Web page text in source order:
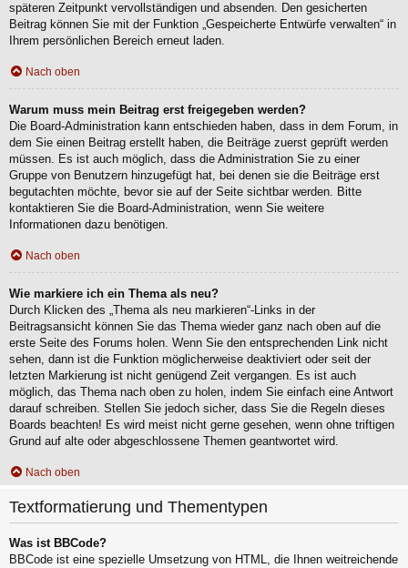
späteren Zeitpunkt vervollständigen und absenden. Den gesicherten
Beitrag können Sie mit der Funktion „Gespeicherte Entwürfe verwalten“ in
Ihrem persönlichen Bereich erneut laden.
Nach oben
Warum muss mein Beitrag erst freigegeben werden?
Die Board-Administration kann entschieden haben, dass in dem Forum, in
dem Sie einen Beitrag erstellt haben, die Beiträge zuerst geprüft werden
müssen. Es ist auch möglich, dass die Administration Sie zu einer
Gruppe von Benutzern hinzugefügt hat, bei denen sie die Beiträge erst
begutachten möchte, bevor sie auf der Seite sichtbar werden. Bitte
kontaktieren Sie die Board-Administration, wenn Sie weitere
Informationen dazu benötigen.
Nach oben
Wie markiere ich ein Thema als neu?
Durch Klicken des „Thema als neu markieren“-Links in der
Beitragsansicht können Sie das Thema wieder ganz nach oben auf die
erste Seite des Forums holen. Wenn Sie den entsprechenden Link nicht
sehen, dann ist die Funktion möglicherweise deaktiviert oder seit der
letzten Markierung ist nicht genügend Zeit vergangen. Es ist auch
möglich, das Thema nach oben zu holen, indem Sie einfach eine Antwort
darauf schreiben. Stellen Sie jedoch sicher, dass Sie die Regeln dieses
Boards beachten! Es wird meist nicht gerne gesehen, wenn ohne triftigen
Grund auf alte oder abgeschlossene Themen geantwortet wird.
Nach oben
Textformatierung und Thementypen
Was ist BBCode?
BBCode ist eine spezielle Umsetzung von HTML, die Ihnen weitreichende